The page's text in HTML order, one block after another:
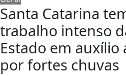
Santa Catarina
trabalho intenso
Estado em auxílio
por fortes chuvas